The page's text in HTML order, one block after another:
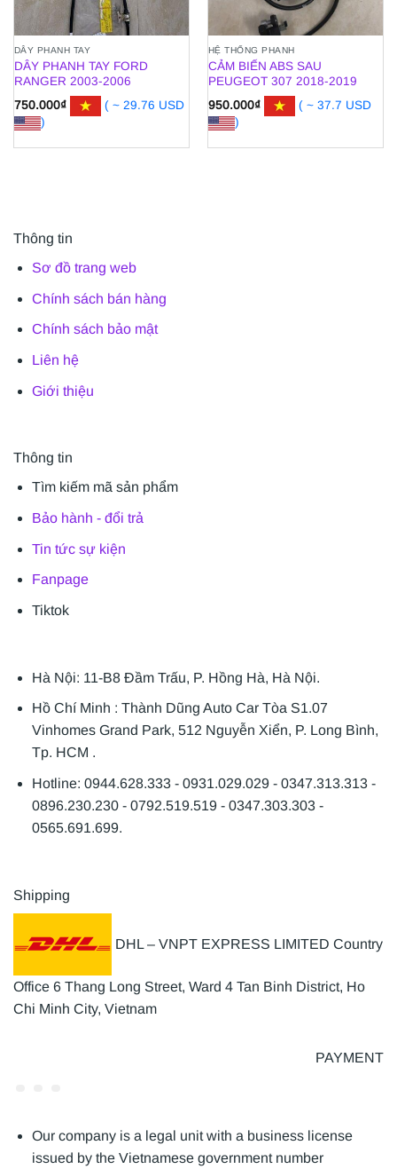
DÂY PHANH TAY
DÂY PHANH TAY FORD
RANGER 2003-2006
750.000₫
( ~ 29.76 USD
)
HỆ THỐNG PHANH
CẢM BIẾN ABS SAU
PEUGEOT 307 2018-2019
950.000₫
( ~ 37.7 USD
)
Thông tin
Sơ đồ trang web
Chính sách bán hàng
Chính sách bảo mật
Liên hệ
Giới thiệu
Thông tin
Tìm kiếm mã sản phẩm
Bảo hành - đổi trả
Tin tức sự kiện
Fanpage
Tiktok
Hà Nội: 11-B8 Đầm Trấu, P. Hồng Hà, Hà Nội.
Hồ Chí Minh : Thành Dũng Auto Car Tòa S1.07
Vinhomes Grand Park, 512 Nguyễn Xiển, P. Long Bình,
Tp. HCM .
Hotline: 0944.628.333 - 0931.029.029 - 0347.313.313 -
0896.230.230 - 0792.519.519 - 0347.303.303 -
0565.691.699.
Shipping
DHL – VNPT EXPRESS LIMITED Country
Office 6 Thang Long Street, Ward 4 Tan Binh District, Ho
Chi Minh City, Vietnam
PAYMENT
Our company is a legal unit with a business license
issued by the Vietnamese government number